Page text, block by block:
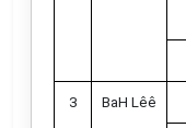
3 BaH Lêê